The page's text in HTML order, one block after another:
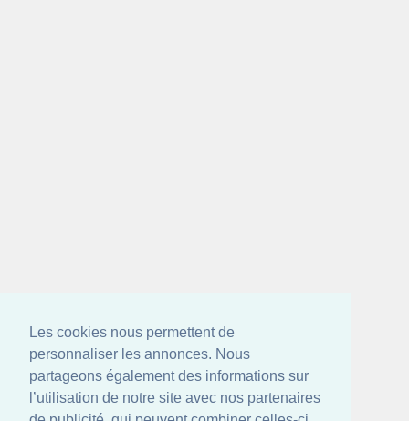
Les cookies nous permettent de
personnaliser les annonces. Nous
partageons également des informations sur
l’utilisation de notre site avec nos partenaires